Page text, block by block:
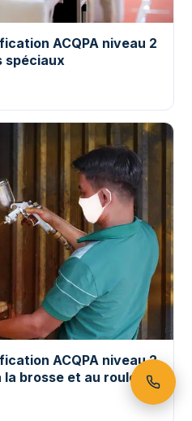
ACQPA niveau 2
spéciaux
ACQPA niveau 2
brosse et au rouleau